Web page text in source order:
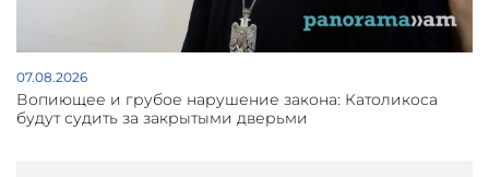
07.08.2026
Вопиющее и грубое нарушение закона: Католикоса
будут судить за закрытыми дверьми